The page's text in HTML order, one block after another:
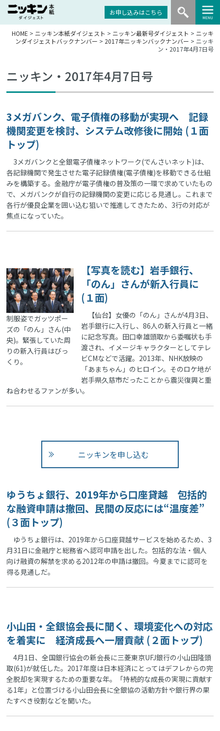
お申し込みはこちら
HOME > ニッキン本紙ダイジェスト > ニッキン最新号ダイジェスト > ニッキ
ンダイジェストバックナンバー > 2017年ニッキンバックナンバー > ニッキ
ン・2017年4月7日号
ニッキン・2017年4月7日号
3メガバンク、電子債権の移動が実現へ 記録
機関変更を検討、システム改修後に開始 (１面
トップ)
3メガバンクと全銀電子債権ネットワーク(でんさいネット)は、
各記録機関で発生させた電子記録債権(電子債権)を移動できる仕組
みを構築する。金融庁が電子債権の普及策の一環で求めていたもの
で、メガバンクが自行の記録機関の変更に応じる見通し。これまで
各行が優良企業を囲い込む狙いで推進してきたため、3行の対応が
焦点になっていた。
制服姿でガッツポー
ズの「のん」さん(中
央)。緊張していた周
りの新入行員はびっ
くり。
【写真を読む】岩手銀行、
「のん」さんが新入行員に
(１面)
【仙台】女優の「のん」さんが4月3日、
岩手銀行に入行し、86人の新入行員と一緒
に記念写真。田口幸雄頭取から委嘱状も手
渡され、イメージキャラクターとしてテレ
ビCMなどで活躍。2013年、NHK放映の
「あまちゃん」のヒロイン。そのロケ地が
岩手県久慈市だったことから震災復興と重
ね合わせるファンが多い。
ニッキンを申し込む
ゆうちょ銀行、2019年から口座貸越 包括的
な融資申請は撤回、民間の反応には“温度差”
(３面トップ)
ゆうちょ銀行は、2019年から口座貸越サービスを始めるため、3
月31日に金融庁と総務省へ認可申請を出した。包括的な法・個人
向け融資の解禁を求める2012年の申請は撤回。今夏までに認可を
得る見通しだ。
小山田・全銀協会長に聞く、環境変化への対応
を着実に 経済成長へ一層貢献 (２面トップ)
4月1日、全国銀行協会の新会長に三菱東京UFJ銀行の小山田隆頭
取(61)が就任した。2017年度は日本経済にとってはデフレからの完
全脱却を実現するための重要な年。「持続的な成長の実現に貢献す
る1年」と位置づける小山田会長に全銀協の活動方針や銀行界の果
たすべき役割などを聞いた。